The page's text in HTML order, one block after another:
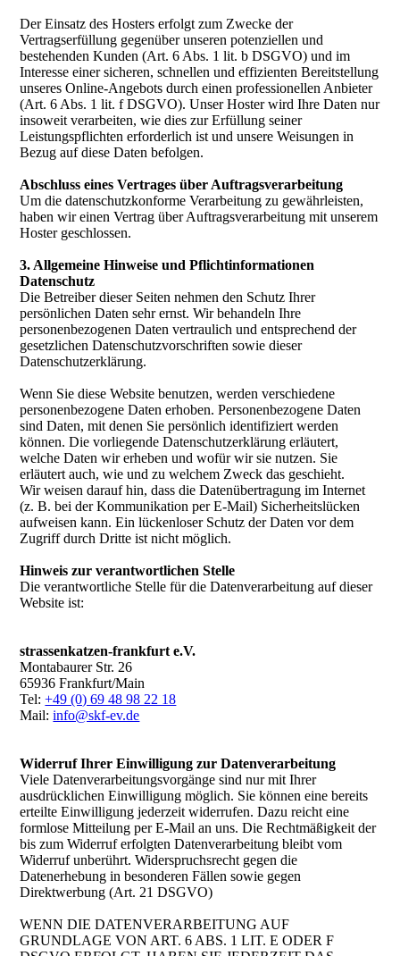
Der Einsatz des Hosters erfolgt zum Zwecke der
Vertragserfüllung gegenüber unseren potenziellen und
bestehenden Kunden (Art. 6 Abs. 1 lit. b DSGVO) und im
Interesse einer sicheren, schnellen und effizienten Bereitstellung
unseres Online-Angebots durch einen professionellen Anbieter
(Art. 6 Abs. 1 lit. f DSGVO). Unser Hoster wird Ihre Daten nur
insoweit verarbeiten, wie dies zur Erfüllung seiner
Leistungspflichten erforderlich ist und unsere Weisungen in
Bezug auf diese Daten befolgen.
Abschluss eines Vertrages über Auftragsverarbeitung
Um die datenschutzkonforme Verarbeitung zu gewährleisten,
haben wir einen Vertrag über Auftragsverarbeitung mit unserem
Hoster geschlossen.
3. Allgemeine Hinweise und Pflichtinformationen
Datenschutz
Die Betreiber dieser Seiten nehmen den Schutz Ihrer
persönlichen Daten sehr ernst. Wir behandeln Ihre
personenbezogenen Daten vertraulich und entsprechend der
gesetzlichen Datenschutzvorschriften sowie dieser
Datenschutzerklärung.
Wenn Sie diese Website benutzen, werden verschiedene
personenbezogene Daten erhoben. Personenbezogene Daten
sind Daten, mit denen Sie persönlich identifiziert werden
können. Die vorliegende Datenschutzerklärung erläutert,
welche Daten wir erheben und wofür wir sie nutzen. Sie
erläutert auch, wie und zu welchem Zweck das geschieht.
Wir weisen darauf hin, dass die Datenübertragung im Internet
(z. B. bei der Kommunikation per E-Mail) Sicherheitslücken
aufweisen kann. Ein lückenloser Schutz der Daten vor dem
Zugriff durch Dritte ist nicht möglich.
Hinweis zur verantwortlichen Stelle
Die verantwortliche Stelle für die Datenverarbeitung auf dieser
Website ist:
strassenkatzen-frankfurt e.V.
Montabaurer Str. 26
65936 Frankfurt/Main
Tel:+49 (0) 69 48 98 22 18
Mail:info@skf-ev.de
Widerruf Ihrer Einwilligung zur Datenverarbeitung
Viele Datenverarbeitungsvorgänge sind nur mit Ihrer
ausdrücklichen Einwilligung möglich. Sie können eine bereits
erteilte Einwilligung jederzeit widerrufen. Dazu reicht eine
formlose Mitteilung per E-Mail an uns. Die Rechtmäßigkeit der
bis zum Widerruf erfolgten Datenverarbeitung bleibt vom
Widerruf unberührt. Widerspruchsrecht gegen die
Datenerhebung in besonderen Fällen sowie gegen
Direktwerbung (Art. 21 DSGVO)
WENN DIE DATENVERARBEITUNG AUF
GRUNDLAGE VON ART. 6 ABS. 1 LIT. E ODER F